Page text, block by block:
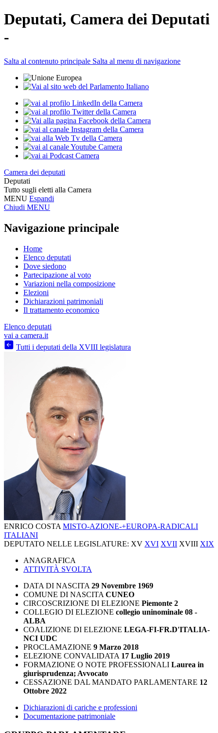
Deputati, Camera dei Deputati
-
Salta al contenuto principale Salta al menu di navigazione
Camera dei deputati
Deputati
Tutto sugli eletti alla Camera
MENU Espandi
Chiudi MENU
Navigazione principale
Home
Elenco deputati
Dove siedono
Partecipazione al voto
Variazioni nella composizione
Elezioni
Dichiarazioni patrimoniali
Il trattamento economico
Elenco deputati
vai a camera.it
Tutti i deputati della XVIII legislatura
ENRICO COSTA MISTO-AZIONE-+EUROPA-RADICALI
ITALIANI
DEPUTATO NELLE LEGISLATURE: XV XVI XVII XVIII XIX
ANAGRAFICA
ATTIVITÀ SVOLTA
DATA DI NASCITA 29 Novembre 1969
COMUNE DI NASCITA CUNEO
CIRCOSCRIZIONE DI ELEZIONE Piemonte 2
COLLEGIO DI ELEZIONE collegio uninominale 08 -
ALBA
COALIZIONE DI ELEZIONE LEGA-FI-FR.D'ITALIA-
NCI UDC
PROCLAMAZIONE 9 Marzo 2018
ELEZIONE CONVALIDATA 17 Luglio 2019
FORMAZIONE O NOTE PROFESSIONALI Laurea in
giurisprudenza; Avvocato
CESSAZIONE DAL MANDATO PARLAMENTARE 12
Ottobre 2022
Dichiarazioni di cariche e professioni
Documentazione patrimoniale